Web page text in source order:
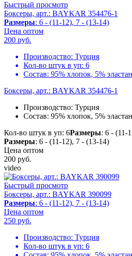
Быстрый просмотр
Боксеры, арт.: BAYKAR 354476-1
Размеры: 6 - (11-12), 7 - (13-14)
Цена оптом
200 руб.
Производство: Турция
Кол-во штук в уп: 6
Состав: 95% хлопок, 5% эластан
Боксеры, арт.: BAYKAR 354476-1
Производство: Турция
Состав: 95% хлопок, 5% эластан
Кол-во штук в уп: 6Размеры: 6 - (11-
Размеры: 6 - (11-12), 7 - (13-14)
Цена оптом
200 руб.
video
Быстрый просмотр
Боксеры, арт.: BAYKAR 390099
Размеры: 6 - (11-12), 7 - (13-14)
Цена оптом
250 руб.
Производство: Турция
Кол-во штук в уп: 6